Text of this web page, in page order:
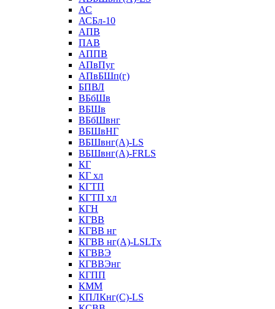
АС
АСБл-10
АПВ
ПАВ
АППВ
АПвПуг
АПвБШп(г)
БПВЛ
ВБбШв
ВБШв
ВБбШвнг
ВБШвНГ
ВБШвнг(А)-LS
ВБШвнг(А)-FRLS
КГ
КГ хл
КГТП
КГТП хл
КГН
КГВВ
КГВВ нг
КГВВ нг(А)-LSLTx
КГВВЭ
КГВВЭнг
КГПП
КММ
КПЛКнг(C)-LS